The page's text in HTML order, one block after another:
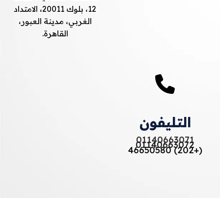
12، بلوك 20011، الامتداد
الغربي، مدينة العبور،
القاهرة.
التليفون
01140663071
01140663072(+202) 46650580